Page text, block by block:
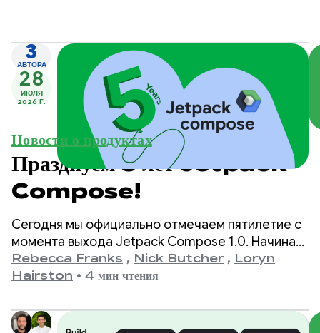
3
АВТОРА
28
ИЮЛЯ
2026 Г.
Новости о продуктах
Празднуем 5 лет Jetpack
Compose!
Сегодня мы официально отмечаем пятилетие с
момента выхода Jetpack Compose 1.0. Начиная
с версии 1.0, анонсированной 28 июля 2021 года,
и заканчивая нашей последней версией 1.11, мы
и мы хотим отметить это событие.
Rebecca Franks , Nick Butcher , Loryn
Hairston • 4 мин чтения